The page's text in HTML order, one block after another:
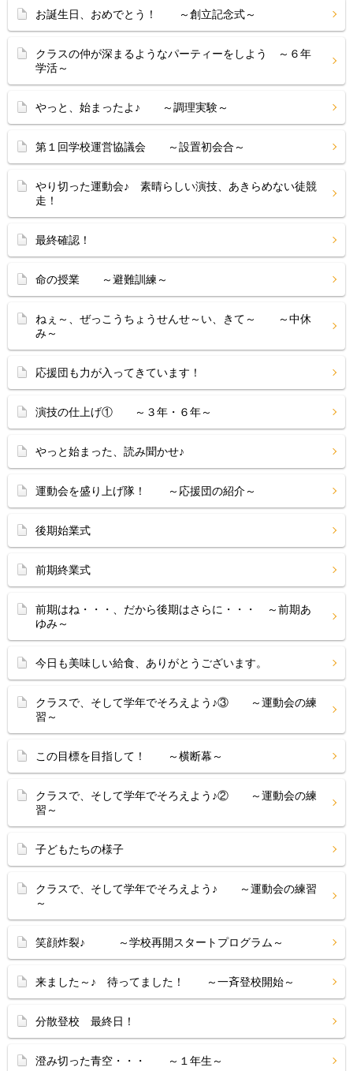
お誕生日、おめでとう！ ～創立記念式～
クラスの仲が深まるようなパーティーをしよう ～６年
学活～
やっと、始まったよ♪ ～調理実験～
第１回学校運営協議会 ～設置初会合～
やり切った運動会♪ 素晴らしい演技、あきらめない徒競
走！
最終確認！
命の授業 ～避難訓練～
ねぇ～、ぜっこうちょうせんせ～い、きて～ ～中休
み～
応援団も力が入ってきています！
演技の仕上げ① ～３年・６年～
やっと始まった、読み聞かせ♪
運動会を盛り上げ隊！ ～応援団の紹介～
後期始業式
前期終業式
前期はね・・・、だから後期はさらに・・・ ～前期あ
ゆみ～
今日も美味しい給食、ありがとうございます。
クラスで、そして学年でそろえよう♪③ ～運動会の練
習～
この目標を目指して！ ～横断幕～
クラスで、そして学年でそろえよう♪② ～運動会の練
習～
子どもたちの様子
クラスで、そして学年でそろえよう♪ ～運動会の練習
～
笑顔炸裂♪ ～学校再開スタートプログラム～
来ました～♪ 待ってました！ ～一斉登校開始～
分散登校 最終日！
澄み切った青空・・・ ～１年生～